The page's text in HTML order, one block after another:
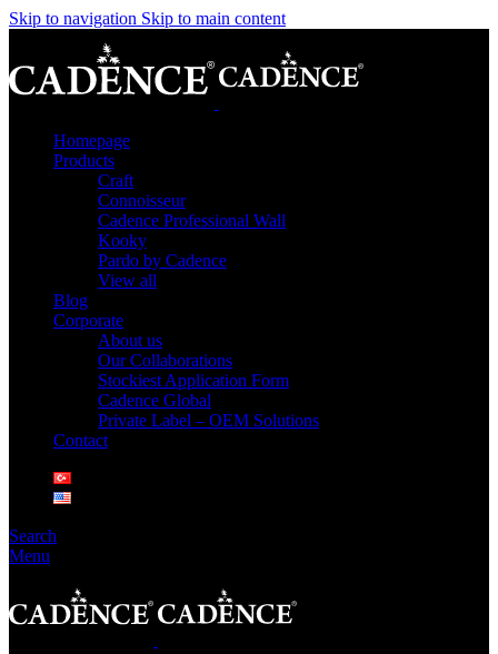
Skip to navigation Skip to main content
Homepage
Products
Craft
Connoisseur
Cadence Professional Wall
Kooky
Pardo by Cadence
View all
Blog
Corporate
About us
Our Collaborations
Stockiest Application Form
Cadence Global
Private Label – OEM Solutions
Contact
Search
Menu